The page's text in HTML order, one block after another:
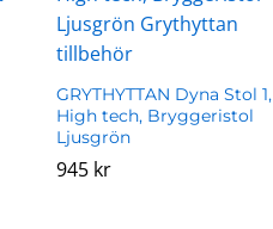
GRYTHYTTAN Dyna Stol 1,
High tech, Bryggeristol
Ljusgrön
945 kr
945 kr